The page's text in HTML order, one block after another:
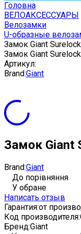
Головна
ВЕЛОАКСЕССУАРЫ
Велозамки
U-образные
Замок Giant
Замок Giant
Артикул:
Brand:Giant
Замок Giant
Brand:Giant
До порівняння
У обране
Написать отзыв
Гарантия:от
Код производителя:
Бренд:Giant